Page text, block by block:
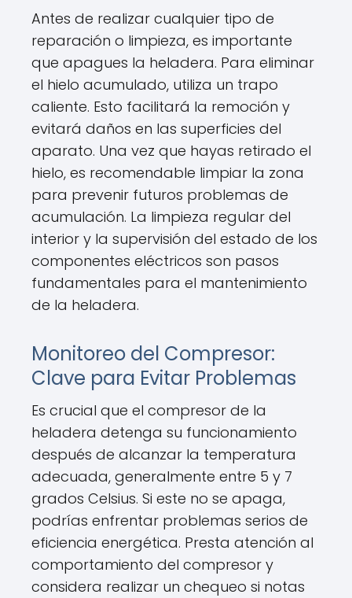
Antes de realizar cualquier tipo de
reparación o limpieza, es importante
que apagues la heladera. Para eliminar
el hielo acumulado, utiliza un trapo
caliente. Esto facilitará la remoción y
evitará daños en las superficies del
aparato. Una vez que hayas retirado el
hielo, es recomendable limpiar la zona
para prevenir futuros problemas de
acumulación. La limpieza regular del
interior y la supervisión del estado de los
componentes eléctricos son pasos
fundamentales para el mantenimiento
de la heladera.
Monitoreo del Compresor:
Clave para Evitar Problemas
Es crucial que el compresor de la
heladera detenga su funcionamiento
después de alcanzar la temperatura
adecuada, generalmente entre 5 y 7
grados Celsius. Si este no se apaga,
podrías enfrentar problemas serios de
eficiencia energética. Presta atención al
comportamiento del compresor y
considera realizar un chequeo si notas